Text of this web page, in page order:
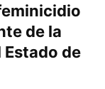
de la
de